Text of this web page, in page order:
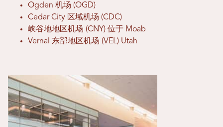
Ogden 机场 (OGD)
Cedar City 区域机场 (CDC)
峡谷地地区机场 (CNY) 位于 Moab
Vernal 东部地区机场 (VEL) Utah